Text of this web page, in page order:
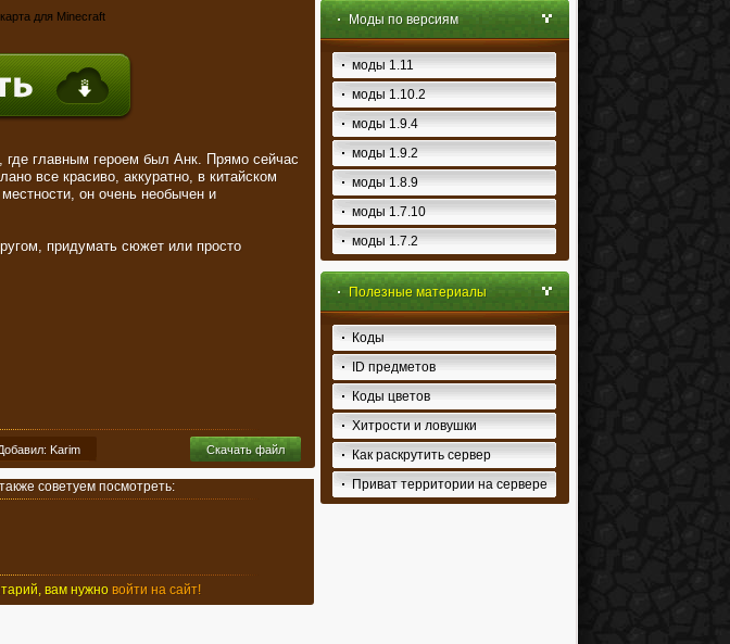
Моды по версиям
моды 1.11
моды 1.10.2
моды 1.9.4
моды 1.9.2
моды 1.8.9
моды 1.7.10
моды 1.7.2
Полезные материалы
Коды
ID предметов
Коды цветов
Хитрости и ловушки
Как раскрутить сервер
Приват территории на сервере
главным героем был Анк. Прямо сейчас
все красиво, аккуратно, в китайском
он очень необычен и
придумать сюжет или просто
Karim Скачать файл
советуем посмотреть:
вам нужно войти на сайт!